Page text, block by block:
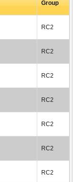
Group
RC2
RC2
RC2
RC2
RC2
RC2
RC2